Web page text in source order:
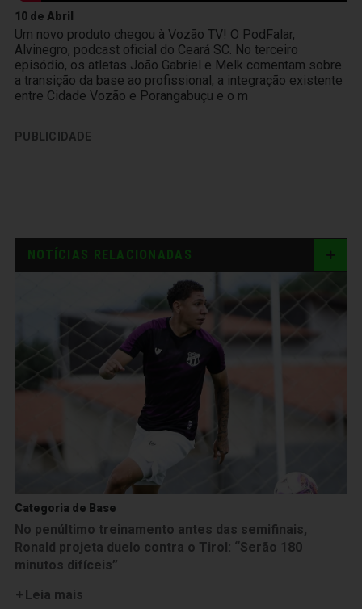
10 de Abril
Um novo produto chegou à Vozão TV! O PodFalar,
Alvinegro, podcast oficial do Ceará SC. No terceiro
episódio, os atletas João Gabriel e Melk comentam sobre
a transição da base ao profissional, a integração existente
entre Cidade Vozão e Porangabuçu e o m
PUBLICIDADE
NOTÍCIAS RELACIONADAS
Categoria de Base
No penúltimo treinamento antes das semifinais,
Ronald projeta duelo contra o Tirol: “Serão 180
minutos difíceis”
Leia mais